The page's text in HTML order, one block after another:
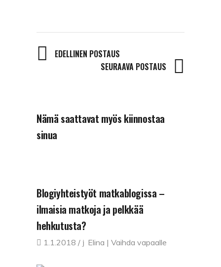
EDELLINEN POSTAUS
SEURAAVA POSTAUS
Nämä saattavat myös kiinnostaa
sinua
Blogiyhteistyöt matkablogissa –
ilmaisia matkoja ja pelkkää
hehkutusta?
1.1.2018 Elina | Vaihda vapaalle